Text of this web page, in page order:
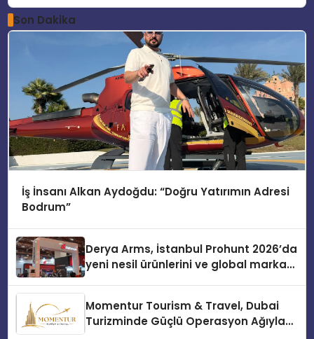
Son Dakika
İş İnsanı Alkan Aydoğdu: “Doğru Yatırımın Adresi
Bodrum”
Derya Arms, İstanbul Prohunt 2026’da
yeni nesil ürünlerini ve global marka
Momentur Tourism & Travel, Dubai
Turizminde Güçlü Operasyon Ağıyla